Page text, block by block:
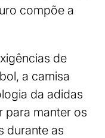
compõe a
de
a camisa
da adidas
para manter os
durante as